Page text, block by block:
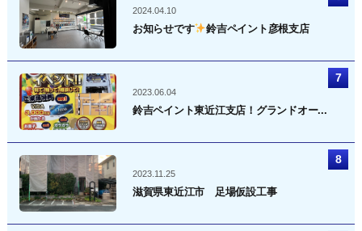
2024.04.10
お知らせです 鈴吉ペイント彦根支店
2023.06.04
鈴吉ペイント東近江支店！グランドオー...
2023.11.25
滋賀県東近江市 足場仮設工事